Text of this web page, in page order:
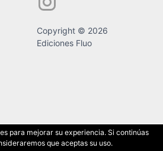
Copyright © 2026
Ediciones Fluo
para mejorar su experiencia. Si continúas
que aceptas su uso.